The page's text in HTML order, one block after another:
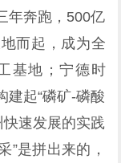
年奔跑，500亿
而起，成为全
基地；宁德时
建起“磷矿-磷酸
速发展的实践
”是拼出来的，